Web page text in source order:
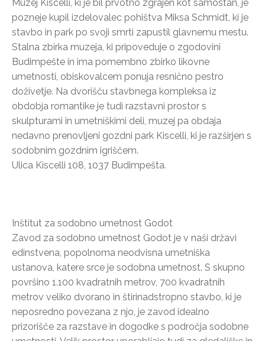
Muzej Kiscelli, ki je bil prvotno zgrajen kot samostan, je
pozneje kupil izdelovalec pohištva Miksa Schmidt, ki je
stavbo in park po svoji smrti zapustil glavnemu mestu.
Stalna zbirka muzeja, ki pripoveduje o zgodovini
Budimpešte in ima pomembno zbirko likovne
umetnosti, obiskovalcem ponuja resnično pestro
doživetje. Na dvorišču stavbnega kompleksa iz
obdobja romantike je tudi razstavni prostor s
skulpturami in umetniškimi deli, muzej pa obdaja
nedavno prenovljeni gozdni park Kiscelli, ki je razširjen s
sodobnim gozdnim igriščem.
Ulica Kiscelli 108, 1037 Budimpešta.
Inštitut za sodobno umetnost Godot
Zavod za sodobno umetnost Godot je v naši državi
edinstvena, popolnoma neodvisna umetniška
ustanova, katere srce je sodobna umetnost. S skupno
površino 1.100 kvadratnih metrov, 700 kvadratnih
metrov veliko dvorano in štirinadstropno stavbo, ki je
neposredno povezana z njo, je zavod idealno
prizorišče za razstave in dogodke s področja sodobne